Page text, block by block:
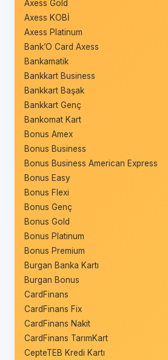
Axess Gold
Axess KOBİ
Axess Platinum
Bank’O Card Axess
Bankamatik
Bankkart Business
Bankkart Başak
Bankkart Genç
Bankomat Kart
Bonus Amex
Bonus Business
Bonus Business American Express
Bonus Easy
Bonus Flexi
Bonus Genç
Bonus Gold
Bonus Platinum
Bonus Premium
Burgan Banka Kartı
Burgan Bonus
CardFinans
CardFinans Fix
CardFinans Nakit
CardFinans TarımKart
CepteTEB Kredi Kartı